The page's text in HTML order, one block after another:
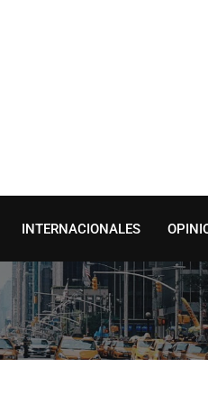
INTERNACIONALES